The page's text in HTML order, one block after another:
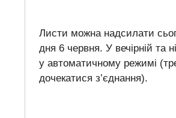
Листи можна надсилати
дня 6 червня. У вечірній та
у автоматичному режимі
дочекатися з’єднання).